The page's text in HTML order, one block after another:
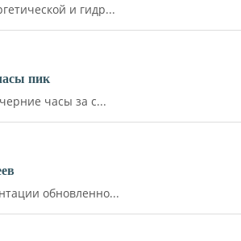
и гидр...
пик
часы за с...
обновленно...